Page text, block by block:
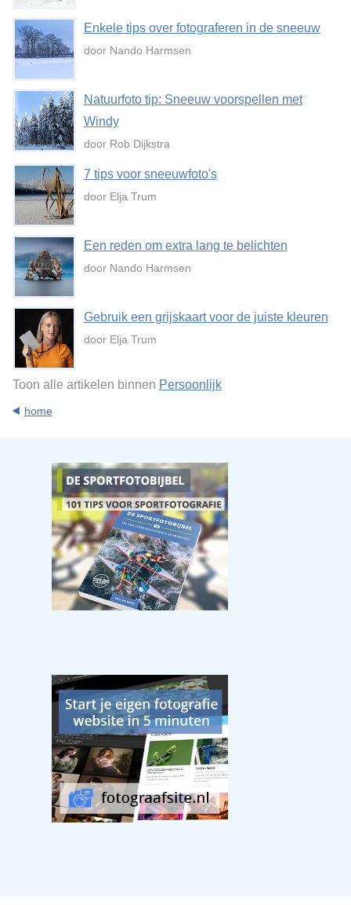
Enkele tips over fotograferen in de sneeuw
door Nando Harmsen
Natuurfoto tip: Sneeuw voorspellen met
Windy
door Rob Dijkstra
7 tips voor sneeuwfoto's
door Elja Trum
Een reden om extra lang te belichten
door Nando Harmsen
Gebruik een grijskaart voor de juiste kleuren
door Elja Trum
Toon alle artikelen binnen Persoonlijk
home